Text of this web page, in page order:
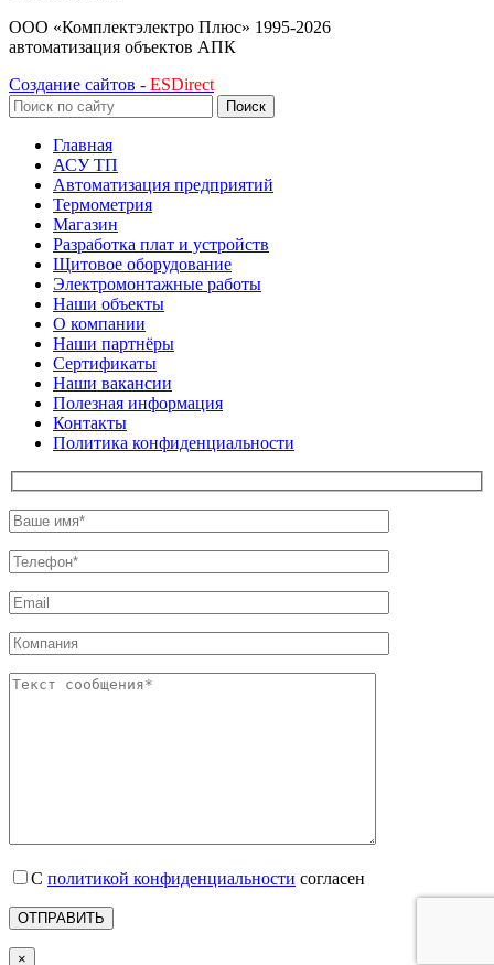
ООО «Комплектэлектро Плюс» 1995-2026
автоматизация объектов АПК
Создание сайтов - ESDirect
Поиск
Главная
АСУ ТП
Автоматизация предприятий
Термометрия
Магазин
Разработка плат и устройств
Щитовое оборудование
Электромонтажные работы
Наши объекты
О компании
Наши партнёры
Сертификаты
Наши вакансии
Полезная информация
Контакты
Политика конфиденциальности
С политикой конфиденциальности согласен
×